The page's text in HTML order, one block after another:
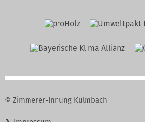
© Zimmerer-Innung Kulmbach